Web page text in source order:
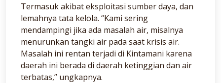
Termasuk akibat eksploitasi sumber daya, dan
lemahnya tata kelola. “Kami sering
mendampingi jika ada masalah air, misalnya
menurunkan tangki air pada saat krisis air.
Masalah ini rentan terjadi di Kintamani karena
daerah ini berada di daerah ketinggian dan air
terbatas,” ungkapnya.